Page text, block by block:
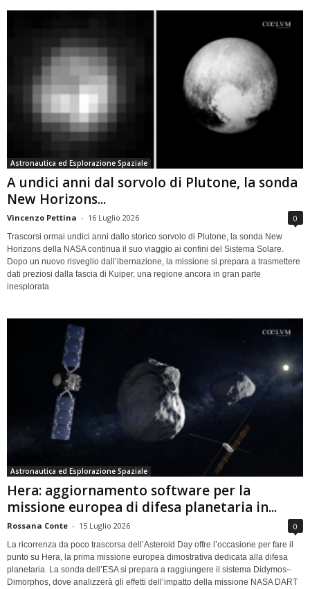
Astronautica ed Esplorazione Spaziale
A undici anni dal sorvolo di Plutone, la sonda
New Horizons...
Vincenzo Pettina - 16 Luglio 2026 0
Trascorsi ormai undici anni dallo storico sorvolo di Plutone, la sonda New
Horizons della NASA continua il suo viaggio ai confini del Sistema Solare.
Dopo un nuovo risveglio dall’ibernazione, la missione si prepara a trasmettere
dati preziosi dalla fascia di Kuiper, una regione ancora in gran parte
inesplorata
Astronautica ed Esplorazione Spaziale
Hera: aggiornamento software per la
missione europea di difesa planetaria in...
Rossana Conte - 15 Luglio 2026 0
La ricorrenza da poco trascorsa dell’Asteroid Day offre l’occasione per fare il
punto su Hera, la prima missione europea dimostrativa dedicata alla difesa
planetaria. La sonda dell’ESA si prepara a raggiungere il sistema Didymos–
Dimorphos, dove analizzerà gli effetti dell’impatto della missione NASA DART